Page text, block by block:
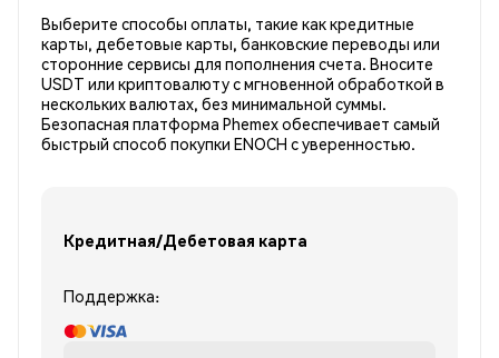
Выберите способы оплаты, такие как кредитные
карты, дебетовые карты, банковские переводы или
сторонние сервисы для пополнения счета. Вносите
USDT или криптовалюту с мгновенной обработкой в
нескольких валютах, без минимальной суммы.
Безопасная платформа Phemex обеспечивает самый
быстрый способ покупки ENOCH с уверенностью.
Кредитная/Дебетовая карта
Поддержка: